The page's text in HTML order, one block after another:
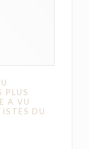
PLUS
A VU
DU